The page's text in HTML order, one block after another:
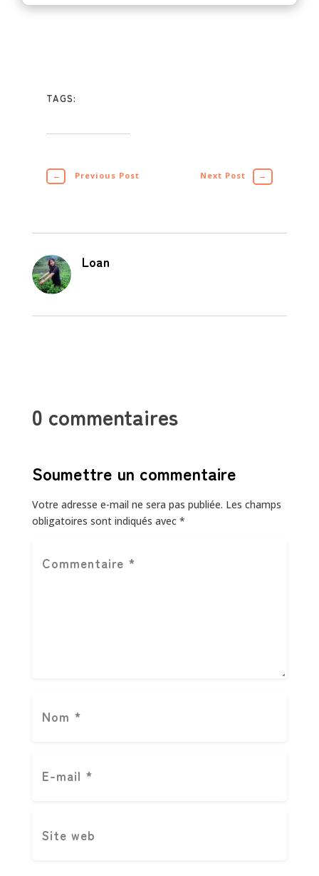
TAGS:
← Previous Post Next Post →
Loan
0 commentaires
Soumettre un commentaire
Votre adresse e-mail ne sera pas publiée. Les champs
obligatoires sont indiqués avec *